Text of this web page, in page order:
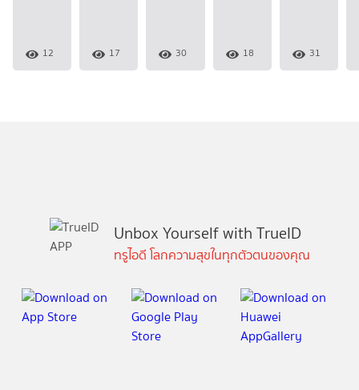
12 17 30 18 31
Unbox Yourself with TrueID
ทรูไอดี โลกความสุขในทุกตัวตนของคุณ